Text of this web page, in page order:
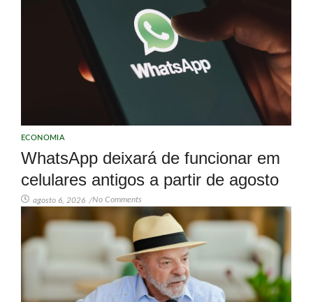
ECONOMIA
WhatsApp deixará de funcionar em
celulares antigos a partir de agosto
agosto 6, 2026 /No Comments